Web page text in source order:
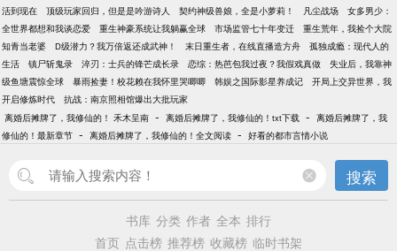
活到现在
顶级玩家回归，但是是吟游诗人 契约神级兽娘，全是小萝莉！ 凡尘战场
女多男少：
全世界都想和我谈恋爱
重生神豪系统让我躺赢全球 市场监管七十年变迁
重生荒年，我捡个大院
知青当老婆
D级潜力？我万倍返还成武神！ 末日重生者，在线直播造方舟
孤独成瘾：现代人的
生活
镇尸斩鬼录 淬刃：士兵的锋芒成长录 恋综：热芭包我过夜？我假戏真做
失业后，我靠神
级鱼塘震惊全球
暴雨捡妻！校花赖在我怀里哭唧唧 韩娱之国际影星养成记
开局上交异世界，我
开启修炼时代
抗战：南京照相馆爆出大批玩家
离婚后摊牌了，我修仙的！ 禾木呈南 - 离婚后摊牌了，我修仙的！txt下载 - 离婚后摊牌了，我
修仙的！最新章节 - 离婚后摊牌了，我修仙的！全文阅读 - 好看的都市言情小说
搜索
书库 分类 作者 全本 排行
首页 点击榜 推荐榜 收藏榜 临时书架